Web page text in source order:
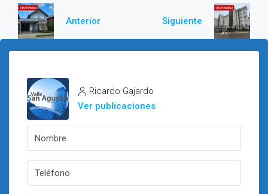
Anterior Siguiente
Ricardo Gajardo
Ver publicaciones